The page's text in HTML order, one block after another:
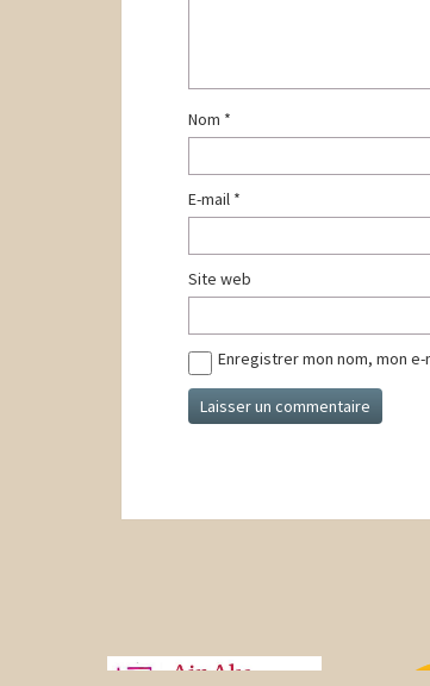
Nom *
E-mail *
Site web
Enregistrer mon nom, mon